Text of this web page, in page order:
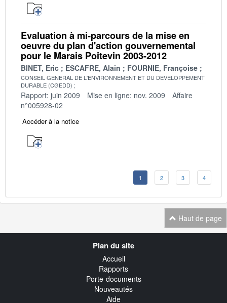
Evaluation à mi-parcours de la mise en
oeuvre du plan d'action gouvernemental
pour le Marais Poitevin 2003-2012
BINET, Eric ESCAFRE, Alain FOURNIE, Françoise
CONSEIL GENERAL DE L'ENVIRONNEMENT ET DU DEVELOPPEMENT
DURABLE (CGEDD)
Rapport: juin 2009 Mise en ligne: nov. 2009
Affaire
n°005928-02
Accéder à la notice
1 2 3 4
Haut de page
Plan du site
Accueil
Rapports
Porte-documents
Nouveautés
Aide